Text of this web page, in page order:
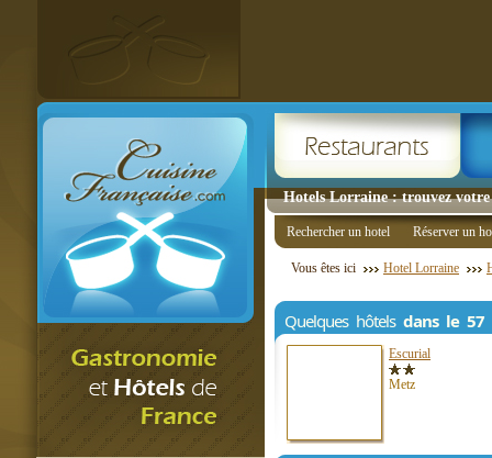
Hotels Lorraine : trouvez
Rechercher un hotel Réserver un
Vous êtes ici Hotel Lorraine
Quelques hôtels dans le 57
Escurial
Metz